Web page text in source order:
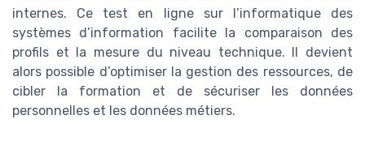
internes. Ce test en ligne sur l’informatique des
systèmes d’information facilite la comparaison des
profils et la mesure du niveau technique. Il devient
alors possible d’optimiser la gestion des ressources, de
cibler la formation et de sécuriser les données
personnelles et les données métiers.